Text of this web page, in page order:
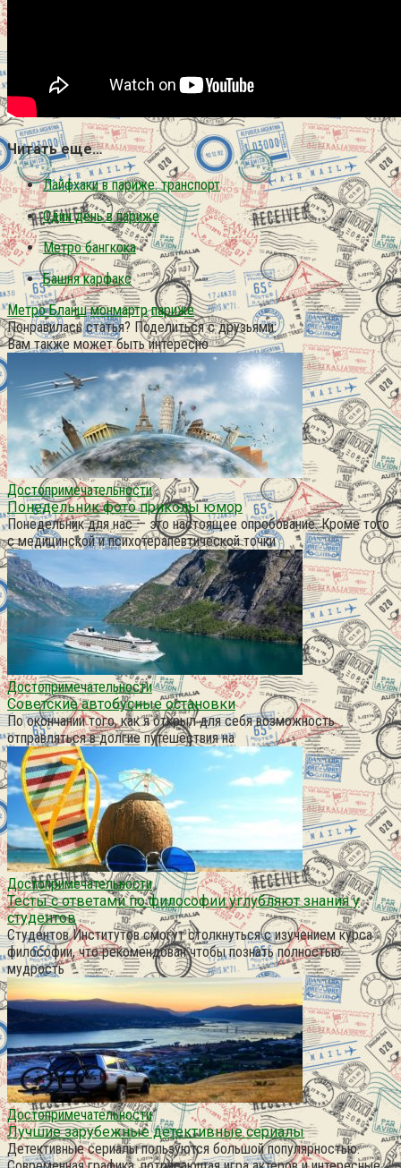
Читать еще…
Лайфхаки в париже: транспорт
Один день в париже
Метро бангкока
Башня карфакс
Метро Бланш монмартр париже
Понравилась статья? Поделиться с друзьями:
Вам также может быть интересно
Достопримечательности
Понедельник фото приколы юмор
Понедельник для нас — это настоящее опробование. Кроме того
с медицинской и психотерапевтической точки
Достопримечательности
Советские автобусные остановки
По окончании того, как я открыл для себя возможность
отправляться в долгие путешествия на
Достопримечательности
Тесты с ответами по философии углубляют знания у
студентов
Студентов Институтов смогут столкнуться с изучением курса
философии, что рекомендован чтобы познать полностью
мудрость
Достопримечательности
Лучшие зарубежные детективные сериалы
Детективные сериалы пользуются большой популярностью.